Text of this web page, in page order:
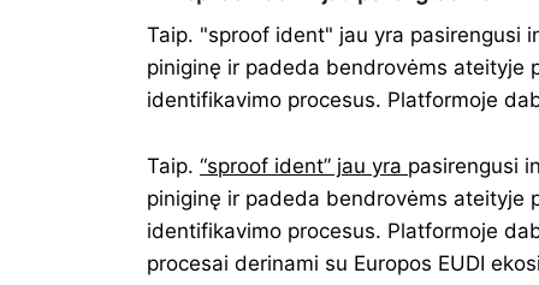
Taip. "sproof ident" jau yra pasirengusi
piniginę ir padeda bendrovėms ateityje
identifikavimo procesus. Platformoje
Taip. “sproof ident” jau yra pasirengusi
piniginę ir padeda bendrovėms ateityje
identifikavimo procesus. Platformoje
procesai derinami su Europos EUDI